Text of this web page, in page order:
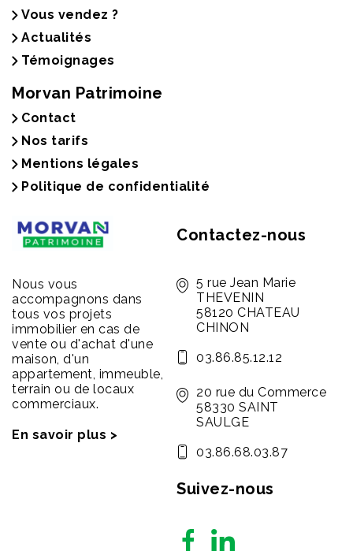
Vous vendez ?
Actualités
Témoignages
Morvan Patrimoine
Contact
Nos tarifs
Mentions légales
Politique de confidentialité
Nous vous
accompagnons dans
tous vos projets
immobilier en cas de
vente ou d'achat d'une
maison, d'un
appartement, immeuble,
terrain ou de locaux
commerciaux.
En savoir plus >
Contactez-nous
5 rue Jean Marie
THEVENIN
58120 CHATEAU
CHINON
03.86.85.12.12
20 rue du Commerce
58330 SAINT
SAULGE
03.86.68.03.87
Suivez-nous